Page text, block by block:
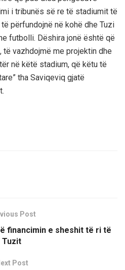
i tribunës së re të stadiumit të
përfundojnë në kohë dhe Tuzi
futbolli. Dëshira jonë është që
të vazhdojmë me projektin dhe
në këtë stadium, që këtu të
tha Saviqeviq gjatë
Post
financimin e sheshit të ri të
Tuzit
Post